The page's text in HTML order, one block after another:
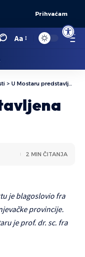
Open
Prihvaćam
Aa
> U Mostaru predstavljena HAZU BiH
2 MIN ČITANJA
je blagoslovio fra
provincije.
je prof. dr. sc. fra